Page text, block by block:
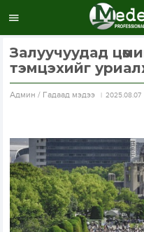
Залуучуудад
тэмцэхийг
Aдмин / Гадаад мэдээ 2025.08.07